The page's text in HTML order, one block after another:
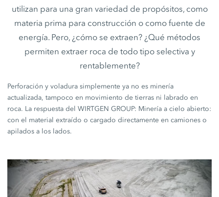
utilizan para una gran variedad de propósitos, como
materia prima para construcción o como fuente de
energía. Pero, ¿cómo se extraen? ¿Qué métodos
permiten extraer roca de todo tipo selectiva y
rentablemente?
Perforación y voladura simplemente ya no es minería
actualizada, tampoco en movimiento de tierras ni labrado en
roca. La respuesta del WIRTGEN GROUP: Minería a cielo abierto:
con el material extraído o cargado directamente en camiones o
apilados a los lados.